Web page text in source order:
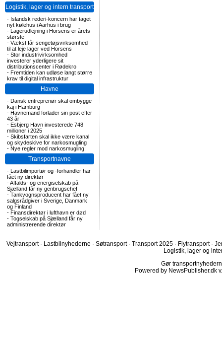
Logistik, lager og intern transport
- Islandsk rederi-koncern har taget
nyt kølehus i Aarhus i brug
- Lagerudlejning i Horsens er årets
største
- Vækst får sengetøjsvirksomhed
til at leje lager ved Horsens
- Stor industrivirksomhed
investerer yderligere sit
distributionscenter i Rødekro
- Fremtiden kan udløse langt større
krav til digital infrastruktur
Havne
- Dansk entreprenør skal ombygge
kaj i Hamburg
- Havnemand forlader sin post efter
43 år
- Esbjerg Havn investerede 748
millioner i 2025
- Skibsfarten skal ikke være kanal
og skydeskive for narkosmugling
- Nye regler mod narkosmugling:
Transportnavne
- Lastbilimportør og -forhandler har
fået ny direktør
-Affalds- og energiselskab på
Sjælland får ny genbrugschef
- Tankvognsproducent har fået ny
salgsrådgiver i Sverige, Danmark
og Finland
- Finansdirektør i lufthavn er død
- Togselskab på Sjælland får ny
administrerende direktør
Vejtransport · Lastbilnyhederne · Søtransport · Transport 2025 · Flytransport ·
Logistik, lager og
Gør
Powered by NewsPublisher.dk